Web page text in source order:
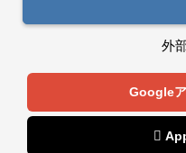
外
Google
